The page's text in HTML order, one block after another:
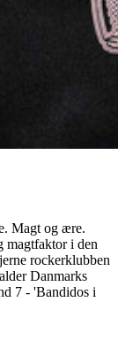
Magt og ære.
magtfaktor i den
rockerklubben
Danmarks
7 - 'Bandidos i